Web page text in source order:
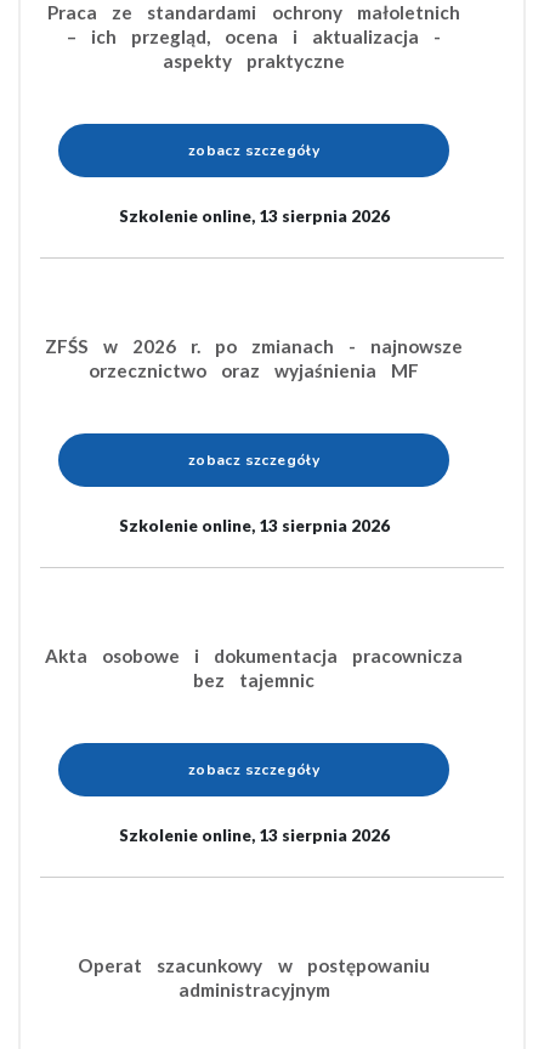
Praca ze standardami ochrony małoletnich
– ich przegląd, ocena i aktualizacja -
aspekty praktyczne
zobacz szczegóły
Szkolenie online, 13 sierpnia 2026
ZFŚS w 2026 r. po zmianach - najnowsze
orzecznictwo oraz wyjaśnienia MF
zobacz szczegóły
Szkolenie online, 13 sierpnia 2026
Akta osobowe i dokumentacja pracownicza
bez tajemnic
zobacz szczegóły
Szkolenie online, 13 sierpnia 2026
Operat szacunkowy w postępowaniu
administracyjnym